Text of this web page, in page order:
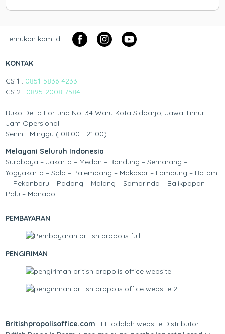
Temukan kami di :
KONTAK
CS 1 : 0851-5836-4233
CS 2 : 0895-2008-7584
Ruko Delta Fortuna No. 34 Waru Kota Sidoarjo, Jawa Timur
Jam Opersional:
Senin - Minggu ( 08:00 - 21:00)
Melayani Seluruh Indonesia
Surabaya – Jakarta – Medan – Bandung – Semarang –
Yogyakarta – Solo – Palembang – Makasar – Lampung – Batam
– Pekanbaru – Padang – Malang – Samarinda – Balikpapan –
Palu – Manado
PEMBAYARAN
PENGIRIMAN
Britishpropolisoffice.com | FF adalah website Distributor